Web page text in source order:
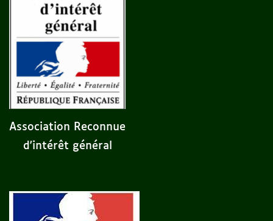
Association Reconnue
d'intérêt général